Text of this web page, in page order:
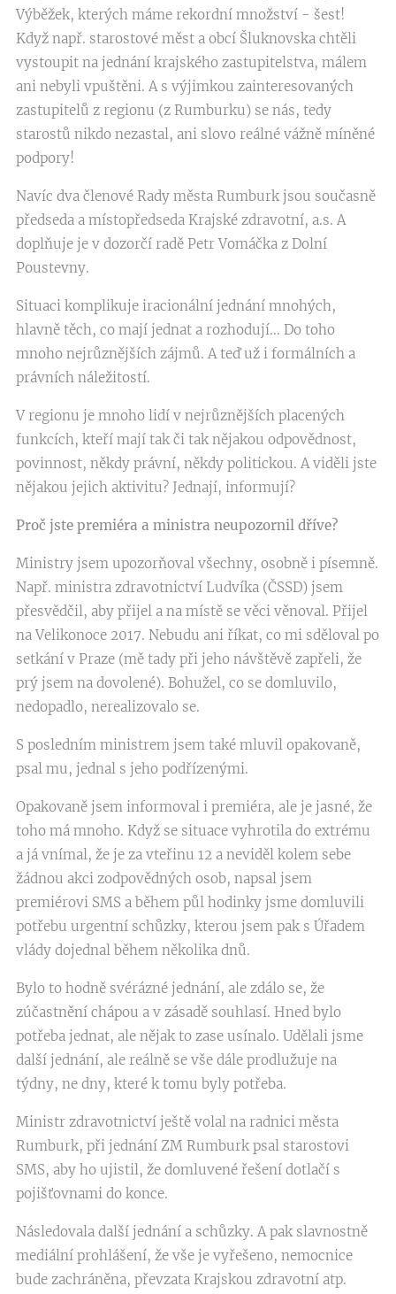
Výběžek, kterých máme rekordní množství - šest!
Když např. starostové měst a obcí Šluknovska chtěli
vystoupit na jednání krajského zastupitelstva, málem
ani nebyli vpuštěni. A s výjimkou zainteresovaných
zastupitelů z regionu (z Rumburku) se nás, tedy
starostů nikdo nezastal, ani slovo reálné vážně míněné
podpory!
Navíc dva členové Rady města Rumburk jsou současně
předseda a místopředseda Krajské zdravotní, a.s. A
doplňuje je v dozorčí radě Petr Vomáčka z Dolní
Poustevny.
Situaci komplikuje iracionální jednání mnohých,
hlavně těch, co mají jednat a rozhodují... Do toho
mnoho nejrůznějších zájmů. A teď už i formálních a
právních náležitostí.
V regionu je mnoho lidí v nejrůznějších placených
funkcích, kteří mají tak či tak nějakou odpovědnost,
povinnost, někdy právní, někdy politickou. A viděli jste
nějakou jejich aktivitu? Jednají, informují?
Proč jste premiéra a ministra neupozornil dříve?
Ministry jsem upozorňoval všechny, osobně i písemně.
Např. ministra zdravotnictví Ludvíka (ČSSD) jsem
přesvědčil, aby přijel a na místě se věci věnoval. Přijel
na Velikonoce 2017. Nebudu ani říkat, co mi sděloval po
setkání v Praze (mě tady při jeho návštěvě zapřeli, že
prý jsem na dovolené). Bohužel, co se domluvilo,
nedopadlo, nerealizovalo se.
S posledním ministrem jsem také mluvil opakovaně,
psal mu, jednal s jeho podřízenými.
Opakovaně jsem informoval i premiéra, ale je jasné, že
toho má mnoho. Když se situace vyhrotila do extrému
a já vnímal, že je za vteřinu 12 a neviděl kolem sebe
žádnou akci zodpovědných osob, napsal jsem
premiérovi SMS a během půl hodinky jsme domluvili
potřebu urgentní schůzky, kterou jsem pak s Úřadem
vlády dojednal během několika dnů.
Bylo to hodně svérázné jednání, ale zdálo se, že
zúčastnění chápou a v zásadě souhlasí. Hned bylo
potřeba jednat, ale nějak to zase usínalo. Udělali jsme
další jednání, ale reálně se vše dále prodlužuje na
týdny, ne dny, které k tomu byly potřeba.
Ministr zdravotnictví ještě volal na radnici města
Rumburk, při jednání ZM Rumburk psal starostovi
SMS, aby ho ujistil, že domluvené řešení dotlačí s
pojišťovnami do konce.
Následovala další jednání a schůzky. A pak slavnostně
mediální prohlášení, že vše je vyřešeno, nemocnice
bude zachráněna, převzata Krajskou zdravotní atp.